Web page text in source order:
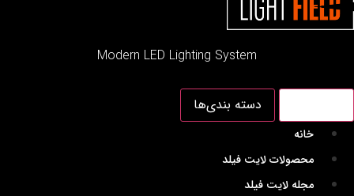
Modern LED Lighting System
دسته بندی‌ها
خانه
محصولات لایت فیلد
مجله لایت فیلد